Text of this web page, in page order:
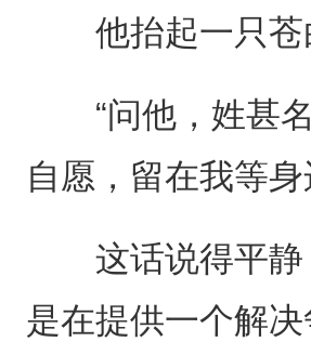
他抬起一只苍
“问他，姓甚名
自愿，留在我等身
这话说得平静
是在提供一个解